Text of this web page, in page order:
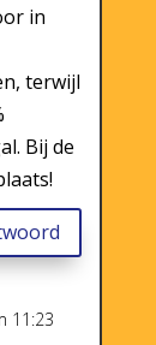
in
terwijl
Bij de
11:23